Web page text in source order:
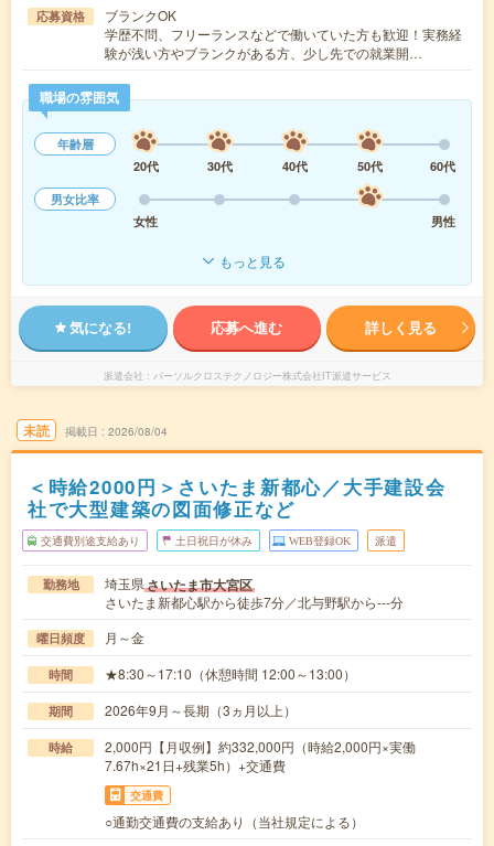
応募資格
ブランクOK
学歴不問、フリーランスなどで働いていた方も歓迎！実務経
験が浅い方やブランクがある方、少し先での就業開…
職場の雰囲気
年齢層
20代
30代 40代 50代
60代
男女比率
女性
男性
もっと見る
気になる! 応募へ進む 詳しく見る
派遣会社 パーソルクロステクノロジー株式会社IT派遣サービス
未読 掲載日 2026/08/04
＜時給2000円＞さいたま新都心／大手建設会
社で大型建築の図面修正など
交通費別途支給あり 土日祝日が休み WEB登録OK 派遣
勤務地 埼玉県さいたま市大宮区
さいたま新都心駅から徒歩7分／北与野駅から---分
曜日頻度 月～金
時間 ★8:30～17:10（休憩時間 12:00～13:00）
期間 2026年9月～長期（3ヵ月以上）
時給
2,000円【月収例】約332,000円（時給2,000円×実働
7.67h×21日+残業5h）+交通費
交通費
○通勤交通費の支給あり（当社規定による）